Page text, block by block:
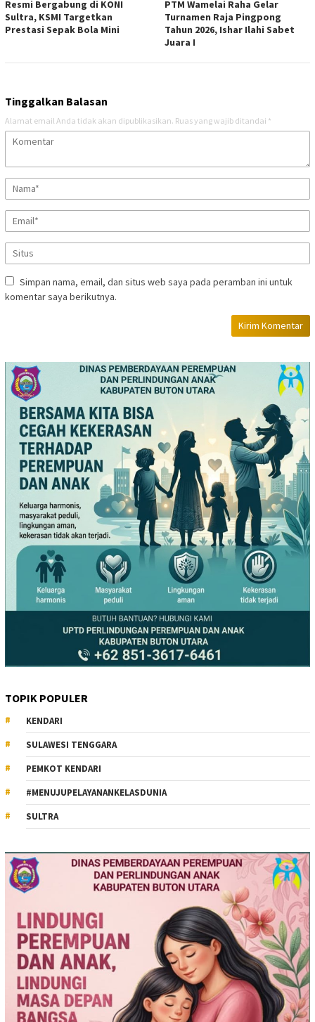
Resmi Bergabung di KONI
Sultra, KSMI Targetkan
Prestasi Sepak Bola Mini
PTM Wamelai Raha Gelar
Turnamen Raja Pingpong
Tahun 2026, Ishar Ilahi Sabet
Juara I
Tinggalkan Balasan
Alamat email Anda tidak akan dipublikasikan. Ruas yang wajib ditandai *
Simpan nama, email, dan situs web saya pada peramban ini untuk
komentar saya berikutnya.
TOPIK POPULER
KENDARI
SULAWESI TENGGARA
PEMKOT KENDARI
#MENUJUPELAYANANKELASDUNIA
SULTRA